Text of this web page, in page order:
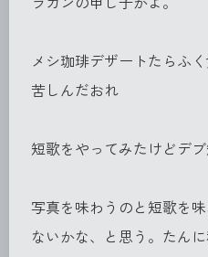
メシ珈琲デザートたらふ
苦しんだおれ
短歌をやってみたけどデブ
写真を味わうのと短歌を
ないかな、と思う。たん